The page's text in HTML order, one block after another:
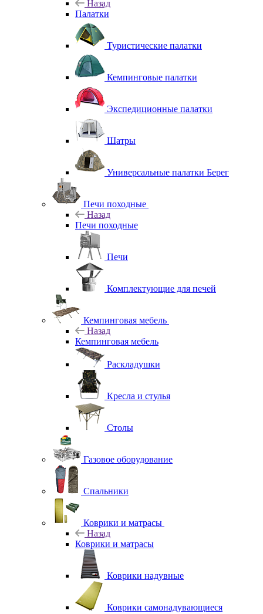
Назад
Палатки
Туристические палатки
Кемпинговые палатки
Экспедиционные палатки
Шатры
Универсальные палатки Берег
Печи походные
Назад
Печи походные
Печи
Комплектующие для печей
Кемпинговая мебель
Назад
Кемпинговая мебель
Раскладушки
Кресла и стулья
Столы
Газовое оборудование
Спальники
Коврики и матрасы
Назад
Коврики и матрасы
Коврики надувные
Коврики самонадувающиеся